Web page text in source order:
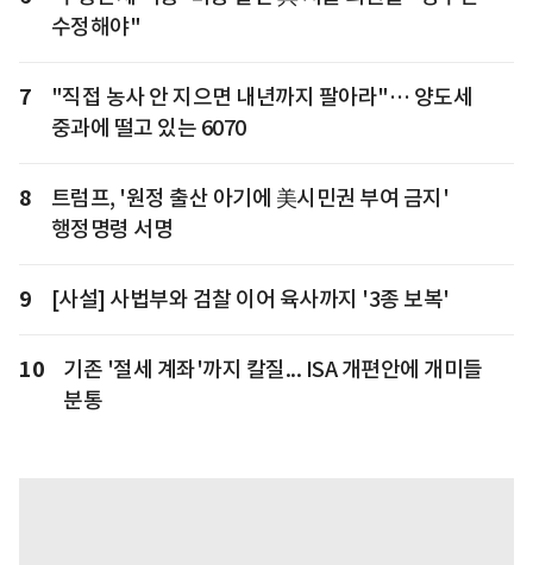
수정해야"
7
"직접 농사 안 지으면 내년까지 팔아라"… 양도세
중과에 떨고 있는 6070
8
트럼프, '원정 출산 아기에 美시민권 부여 금지'
행정명령 서명
9 [사설] 사법부와 검찰 이어 육사까지 '3종 보복'
10
기존 '절세 계좌'까지 칼질... ISA 개편안에 개미들
분통